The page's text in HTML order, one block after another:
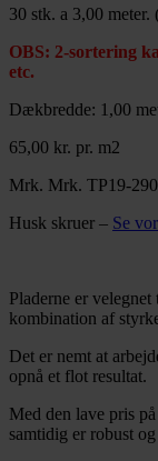
30 stk. a 3,00
OBS: 2-sortering
etc.
Dækbredde: 1,00
65,00 kr. pr. m2
Mrk. Mrk. TP19-
Husk skruer – Se
Pladerne er
kombination af
Det er nemt at
opnå et flot resultat.
Med den lave pris
samtidig er robust